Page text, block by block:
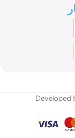
Developed